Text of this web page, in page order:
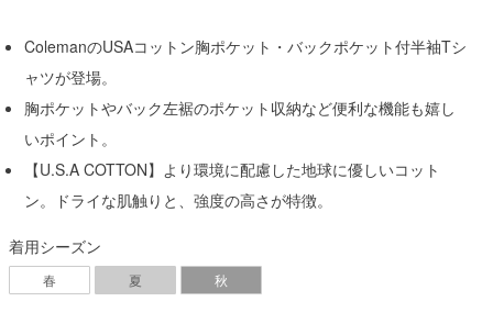
ColemanのUSAコットン胸ポケット・バックポケット付半袖Tシ
ャツが登場。
胸ポケットやバック左裾のポケット収納など便利な機能も嬉し
いポイント。
【U.S.A COTTON】より環境に配慮した地球に優しいコット
ン。ドライな肌触りと、強度の高さが特徴。
着用シーズン
春 夏 秋